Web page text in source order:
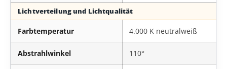
Lichtverteilung und Lichtqualität
Farbtemperatur 4.000 K neutralweiß
Abstrahlwinkel 110°